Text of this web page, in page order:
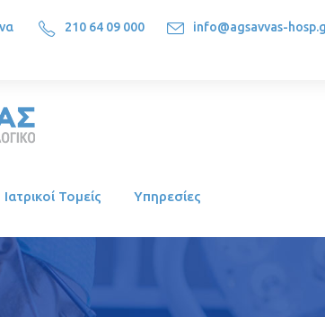
210 64 09 000 info@agsavvas-
Ιατρικοί Τομείς Υπηρεσίες